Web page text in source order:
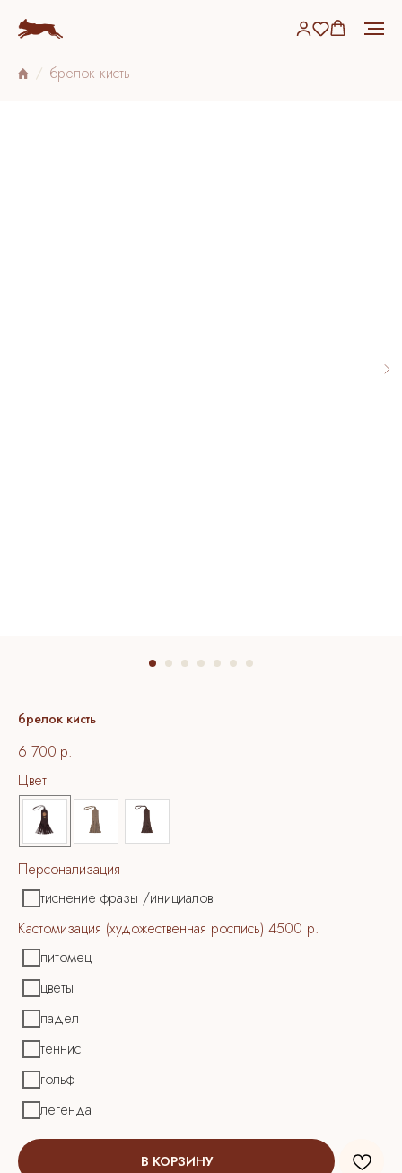
брелок кисть
брелок кисть
6 700 р.
Цвет
Персонализация
тиснение фразы /инициалов
Кастомизация (художественная роспись) 4500 р.
питомец
цветы
падел
теннис
гольф
легенда
В КОРЗИНУ
Для любого товара вы можете выбрать
Посмотреть примеры: